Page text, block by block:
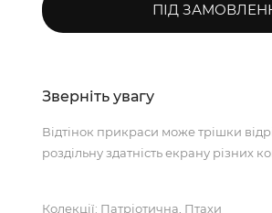
ПІД
Зверніть увагу
Відтінок прикраси може трішки
роздільну здатність екрану різних
Колекції: Патріотична, Птахи